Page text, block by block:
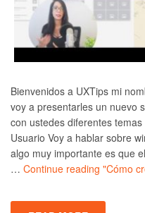
Bienvenidos a UXTips mi
voy a presentarles un nuevo
con ustedes diferentes
Usuario Voy a hablar sobre
algo muy importante es que
… Continue reading "Cómo